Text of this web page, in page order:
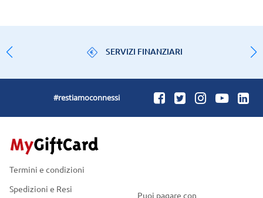
SERVIZI FINANZIARI
#restiamoconnessi
Termini e condizioni
Spedizioni e Resi
Puoi pagare con